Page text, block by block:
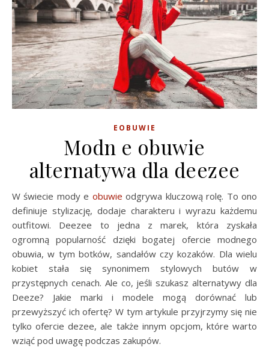
EOBUWIE
Modn e obuwie
alternatywa dla deezee
W świecie mody e obuwie odgrywa kluczową rolę. To ono
definiuje stylizację, dodaje charakteru i wyrazu każdemu
outfitowi. Deezee to jedna z marek, która zyskała
ogromną popularność dzięki bogatej ofercie modnego
obuwia, w tym botków, sandałów czy kozaków. Dla wielu
kobiet stała się synonimem stylowych butów w
przystępnych cenach. Ale co, jeśli szukasz alternatywy dla
Deeze? Jakie marki i modele mogą dorównać lub
przewyższyć ich ofertę? W tym artykule przyjrzymy się nie
tylko ofercie dezee, ale także innym opcjom, które warto
wziąć pod uwagę podczas zakupów.